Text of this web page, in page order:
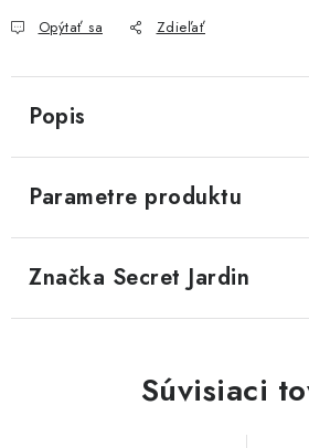
Opýtať sa Zdieľať
Popis
Parametre produktu
Značka Secret Jardin
Súvisiaci